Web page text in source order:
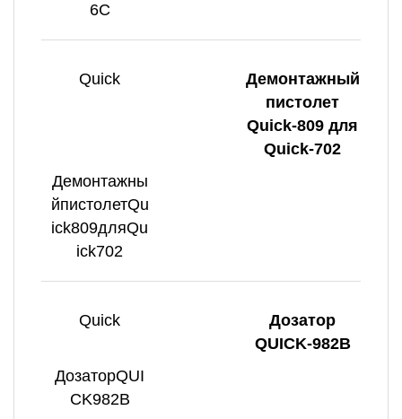
6C
Quick
Демонтажный
пистолет
Quick-809 для
Quick-702
Демонтажны
йпистолетQu
ick809дляQu
ick702
Quick
Дозатор
QUICK-982B
ДозаторQUI
CK982B